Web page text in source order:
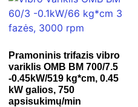
Pramoninis trifazis vibro
variklis OMB BM 700/7.5
-0.45kW/519 kg*cm, 0.45
kW galios, 750
apsisukimų/min